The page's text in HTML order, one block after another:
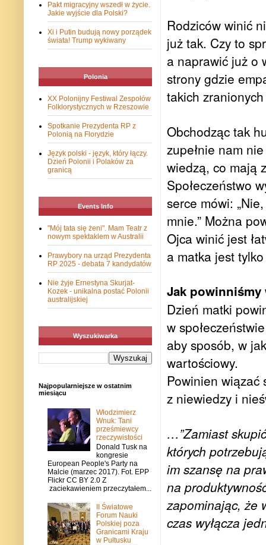
Rodziców winić
już tak. Czy to
a naprawić już o
strony gdzie
takich
Obchodząc tak
zupełnie nam
wiedzą, co mają
Społeczeństwo
serce mówi:
mnie.” Można
Ojca winić jest
a matka jest
Jak
Dzień matki
w
aby sposób, w
wartościowy.
Powinien
z niewiedzy i
…”Zamiast
których
im szansę na
na
zapominając, że
czas wyłącza
Pakt migracyjny wszedł w życie.
Jakie wyjście dla Polski?
Xi i Putin budują nowy porządek
świata! Trump wykiwany
Polonia
XX Polonijny Festiwal Zespołów
Folklorystycznych w Rzeszowie
Spotkanie Prezydenta RP z
Polonią na Florydzie
Język polski - język, który łączy.
Dzień Polonii i Polaków za
granicą
Events Info
"Mój tata się żeni". Mam Teatr z
nowym spektaklem w Australii
Prawybory na urząd Prezydenta
RP 2025 - debata 7 kandydatów
Nie żyje Ernestyna Skurjat-
Kozek - unikalna postać Polonii
australijskiej
Wyszukiwarka
Najpopularniejsze w ostatnim
miesiącu
Włodzimierz
Wnuk: Tani
prześmiewcy
rzeczywistości
Donald Tusk na
kongresie
European People's Party na
Malcie (marzec 2017). Fot. EPP
Flickr CC BY 2.0 Z
zaciekawieniem przeczytałem...
II Światowe
Forum Nauki
Polskiej poza
Granicami Kraju
w Pułtusku